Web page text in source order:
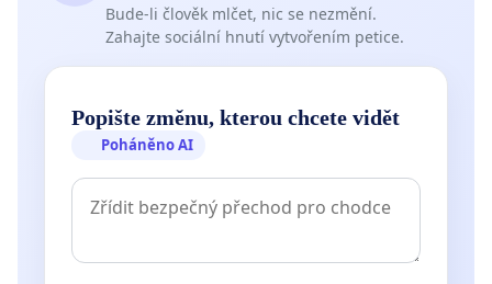
Bude-li člověk mlčet, nic se nezmění.
Zahajte sociální hnutí vytvořením petice.
Popište změnu, kterou chcete vidět
Poháněno AI